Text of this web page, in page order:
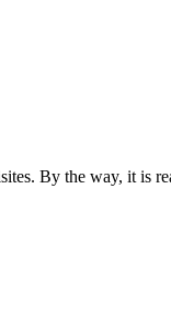
By the way, it is